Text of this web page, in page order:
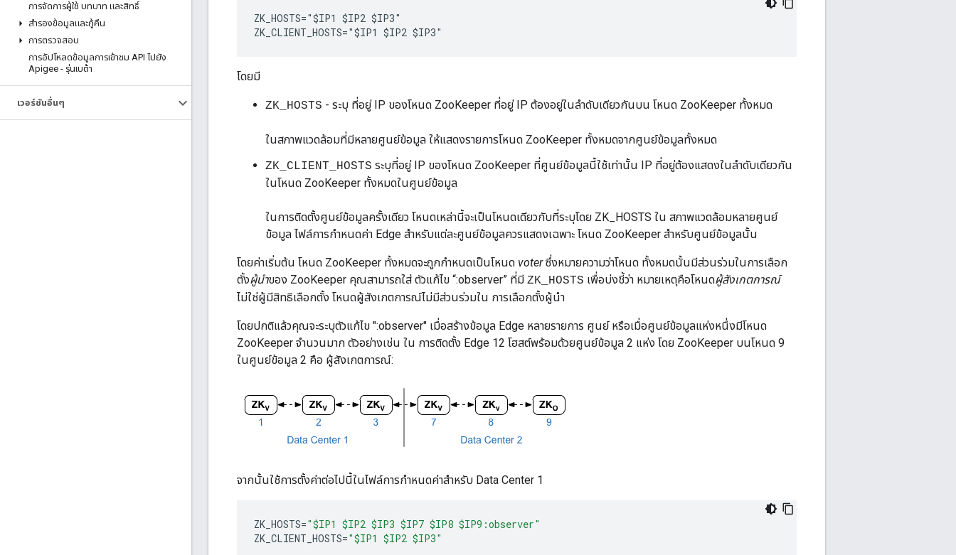
การจัดการผู้ใช้ บทบาท และสิทธิ์
สำรองข้อมูลและกู้คืน
การตรวจสอบ
การอัปโหลดข้อมูลการเข้าชม API ไปยัง
Apigee - รุ่นเบต้า
เวอร์ชันอื่นๆ
ZK_HOSTS="$IP1 $IP2 $IP3"
ZK_CLIENT_HOSTS="$IP1 $IP2 $IP3"
โดยมี
ZK_HOSTS - ระบุ ที่อยู่ IP ของโหนด ZooKeeper ที่อยู่ IP ต้องอยู่ในลำดับเดียวกันบน โหนด ZooKeeper ทั้งหมด
ในสภาพแวดล้อมที่มีหลายศูนย์ข้อมูล ให้แสดงรายการโหนด ZooKeeper ทั้งหมดจากศูนย์ข้อมูลทั้งหมด
ZK_CLIENT_HOSTS ระบุที่อยู่ IP ของโหนด ZooKeeper ที่ศูนย์ข้อมูลนี้ใช้เท่านั้น IP ที่อยู่ต้องแสดงในลำดับเดียวกัน
ในโหนด ZooKeeper ทั้งหมดในศูนย์ข้อมูล
ในการติดตั้งศูนย์ข้อมูลครั้งเดียว โหนดเหล่านี้จะเป็นโหนดเดียวกับที่ระบุโดย ZK_HOSTS ใน สภาพแวดล้อมหลายศูนย์
ข้อมูล ไฟล์การกำหนดค่า Edge สำหรับแต่ละศูนย์ข้อมูลควรแสดงเฉพาะ โหนด ZooKeeper สำหรับศูนย์ข้อมูลนั้น
โดยค่าเริ่มต้น โหนด ZooKeeper ทั้งหมดจะถูกกำหนดเป็นโหนด voterซึ่งหมายความว่าโหนด ทั้งหมดนั้นมีส่วนร่วมในการเลือก
ตั้งผู้นำของ ZooKeeper คุณสามารถใส่ ตัวแก้ไข “:observer” ที่มี ZK_HOSTS เพื่อบ่งชี้ว่า หมายเหตุคือโหนดผู้สังเกตการณ์
ไม่ใช่ผู้มีสิทธิเลือกตั้ง โหนดผู้สังเกตการณ์ไม่มีส่วนร่วมใน การเลือกตั้งผู้นำ
โดยปกติแล้วคุณจะระบุตัวแก้ไข ":observer" เมื่อสร้างข้อมูล Edge หลายรายการ ศูนย์ หรือเมื่อศูนย์ข้อมูลแห่งหนึ่งมีโหนด
ZooKeeper จำนวนมาก ตัวอย่างเช่น ใน การติดตั้ง Edge 12 โฮสต์พร้อมด้วยศูนย์ข้อมูล 2 แห่ง โดย ZooKeeper บนโหนด 9
ในศูนย์ข้อมูล 2 คือ ผู้สังเกตการณ์:
จากนั้นใช้การตั้งค่าต่อไปนี้ในไฟล์การกำหนดค่าสำหรับ Data Center 1
ZK_HOSTS="$IP1 $IP2 $IP3 $IP7 $IP8 $IP9:observer"
ZK_CLIENT_HOSTS="$IP1 $IP2 $IP3"